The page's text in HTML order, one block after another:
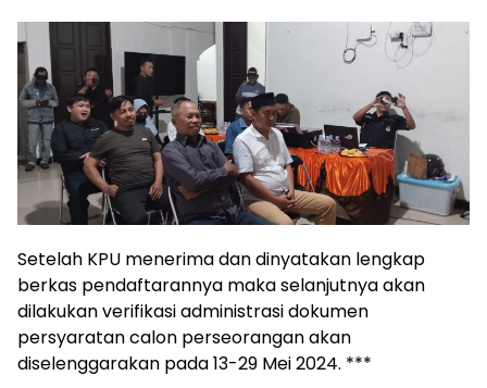
Setelah KPU menerima dan dinyatakan lengkap
berkas pendaftarannya maka selanjutnya akan
dilakukan verifikasi administrasi dokumen
persyaratan calon perseorangan akan
diselenggarakan pada 13-29 Mei 2024. ***